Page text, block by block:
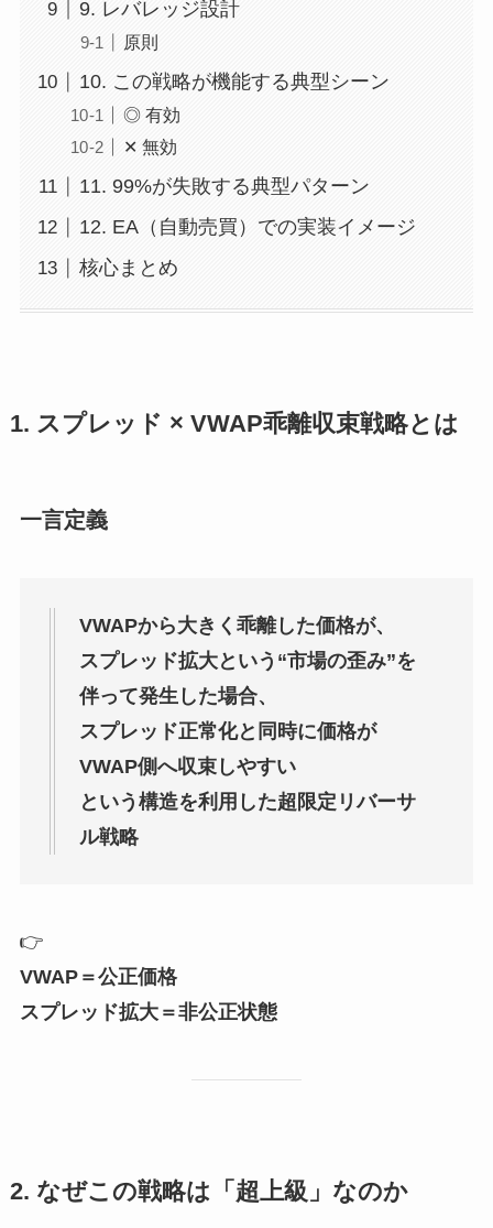
9. レバレッジ設計
原則
10. この戦略が機能する典型シーン
◎ 有効
✕ 無効
11. 99%が失敗する典型パターン
12. EA（自動売買）での実装イメージ
核心まとめ
1. スプレッド × VWAP乖離収束戦略とは
一言定義
VWAPから大きく乖離した価格が、
スプレッド拡大という“市場の歪み”を
伴って発生した場合、
スプレッド正常化と同時に価格が
VWAP側へ収束しやすい
という構造を利用した超限定リバーサ
ル戦略
👉
VWAP＝公正価格
スプレッド拡大＝非公正状態
2. なぜこの戦略は「超上級」なのか